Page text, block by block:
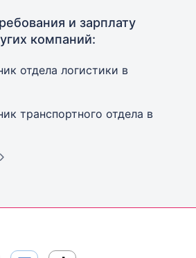
и зарплату
компаний:
отдела логистики в
транспортного отдела в